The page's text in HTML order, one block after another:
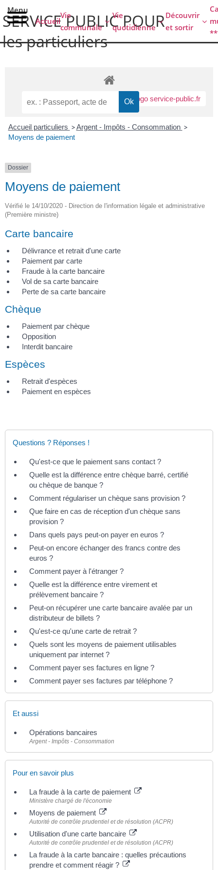
principal
Menu
Accueil
Vie
communale
Vie
quotidienne
Découvrir
et sortir
SERVICE PUBLIC POUR​
les particuliers
Accueil particuliers > Argent - Impôts - Consommation >
Moyens de paiement
Dossier
Moyens de paiement
Vérifié le 14/10/2020 - Direction de l'information légale et administrative
(Première ministre)
Carte bancaire
Délivrance et retrait d'une carte
Paiement par carte
Fraude à la carte bancaire
Vol de sa carte bancaire
Perte de sa carte bancaire
Chèque
Paiement par chèque
Opposition
Interdit bancaire
Espèces
Retrait d'espèces
Paiement en espèces
Questions ? Réponses !
Qu'est-ce que le paiement sans contact ?
Quelle est la différence entre chèque barré, certifié
ou chèque de banque ?
Comment régulariser un chèque sans provision ?
Que faire en cas de réception d'un chèque sans
provision ?
Dans quels pays peut-on payer en euros ?
Peut-on encore échanger des francs contre des
euros ?
Comment payer à l'étranger ?
Quelle est la différence entre virement et
prélèvement bancaire ?
Peut-on récupérer une carte bancaire avalée par un
distributeur de billets ?
Qu'est-ce qu'une carte de retrait ?
Quels sont les moyens de paiement utilisables
uniquement par internet ?
Comment payer ses factures en ligne ?
Comment payer ses factures par téléphone ?
Et aussi
Opérations bancaires
Argent - Impôts - Consommation
Pour en savoir plus
La fraude à la carte de paiement
Ministère chargé de l'économie
Moyens de paiement
Autorité de contrôle prudentiel et de résolution (ACPR)
Utilisation d'une carte bancaire
Autorité de contrôle prudentiel et de résolution (ACPR)
La fraude à la carte bancaire : quelles précautions
prendre et comment réagir ?